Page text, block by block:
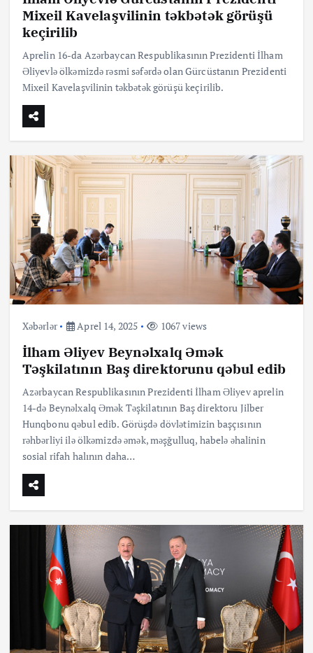
Mixeil Kavelaşvilinin təkbətək görüşü
keçirilib
Aprelin 16-da Azərbaycan Respublikasının Prezidenti İlham
Əliyevlə ölkəmizdə rəsmi səfərdə olan Gürcüstanın Prezidenti
Mixeil Kavelaşvilinin təkbətək görüşü keçirilib.
Xəbərlər Aprel 14, 2025 1067 views
İlham Əliyev Beynəlxalq Əmək
Təşkilatının Baş direktorunu qəbul edib
Azərbaycan Respublikasının Prezidenti İlham Əliyev aprelin
14-də Beynəlxalq Əmək Təşkilatının Baş direktoru Jilber
Hunqbonu qəbul edib. Görüşdə dövlətimizin başçısının
rəhbərliyi ilə ölkəmizdə əmək, məşğulluq, habelə əhalinin
sosial rifah halının daha…